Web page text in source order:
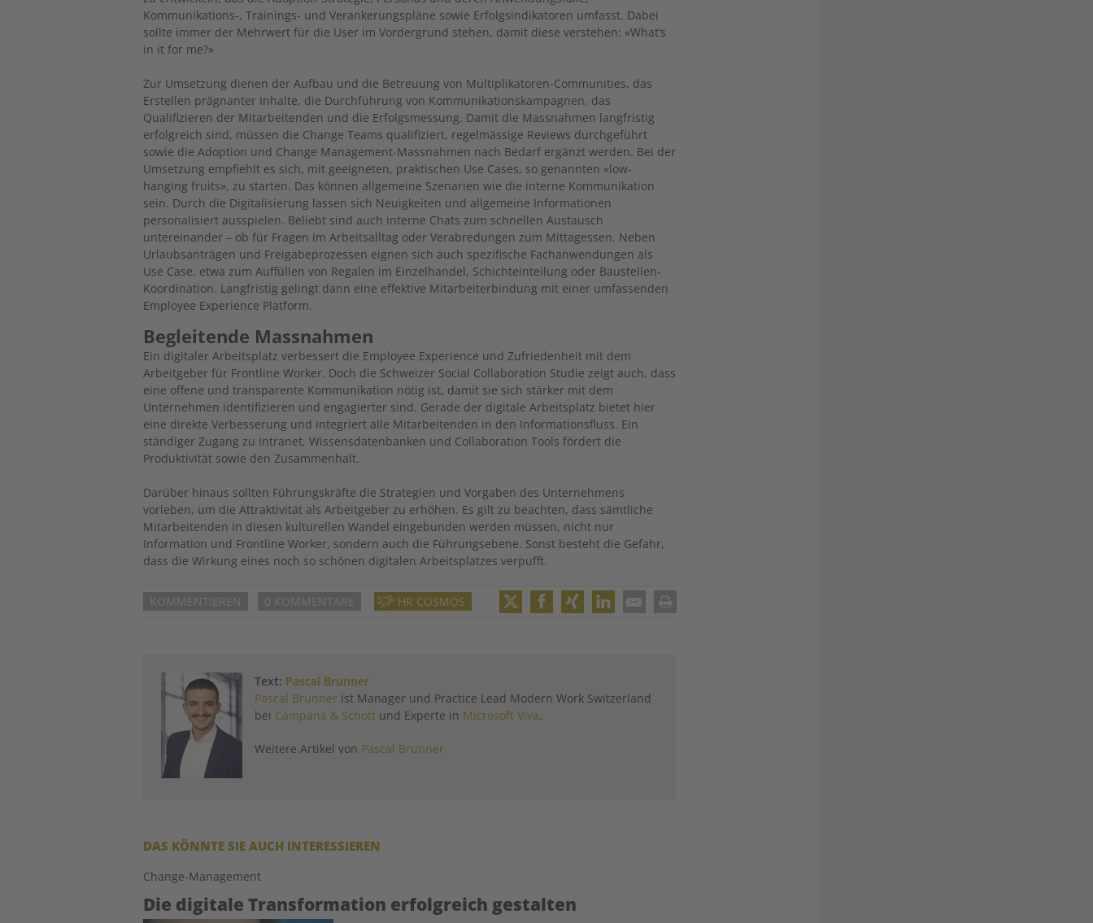
Kommunikations-, Trainings- und Verankerungspläne sowie Erfolgsindikatoren umfasst. Dabei
sollte immer der Mehrwert für die User im Vordergrund stehen, damit diese verstehen: «What’s
in it for me?»
Zur Umsetzung dienen der Aufbau und die Betreuung von Multiplikatoren-Communities, das
Erstellen prägnanter Inhalte, die Durchführung von Kommunikationskampagnen, das
Qualifizieren der Mitarbeitenden und die Erfolgsmessung. Damit die Massnahmen langfristig
erfolgreich sind, müssen die Change Teams qualifiziert, regelmässige Reviews durchgeführt
sowie die Adoption und Change Management-Massnahmen nach Bedarf ergänzt werden. Bei der
Umsetzung empfiehlt es sich, mit geeigneten, praktischen Use Cases, so genannten «low-
hanging fruits», zu starten. Das können allgemeine Szenarien wie die interne Kommunikation
sein. Durch die Digitalisierung lassen sich Neuigkeiten und allgemeine Informationen
personalisiert ausspielen. Beliebt sind auch interne Chats zum schnellen Austausch
untereinander – ob für Fragen im Arbeitsalltag oder Verabredungen zum Mittagessen. Neben
Urlaubsanträgen und Freigabeprozessen eignen sich auch spezifische Fachanwendungen als
Use Case, etwa zum Auffüllen von Regalen im Einzelhandel, Schichteinteilung oder Baustellen-
Koordination. Langfristig gelingt dann eine effektive Mitarbeiterbindung mit einer umfassenden
Employee Experience Platform.
Begleitende Massnahmen
Ein digitaler Arbeitsplatz verbessert die Employee Experience und Zufriedenheit mit dem
Arbeitgeber für Frontline Worker. Doch die Schweizer Social Collaboration Studie zeigt auch, dass
eine offene und transparente Kommunikation nötig ist, damit sie sich stärker mit dem
Unternehmen identifizieren und engagierter sind. Gerade der digitale Arbeitsplatz bietet hier
eine direkte Verbesserung und integriert alle Mitarbeitenden in den Informationsfluss. Ein
ständiger Zugang zu Intranet, Wissensdatenbanken und Collaboration Tools fördert die
Produktivität sowie den Zusammenhalt.
Darüber hinaus sollten Führungskräfte die Strategien und Vorgaben des Unternehmens
vorleben, um die Attraktivität als Arbeitgeber zu erhöhen. Es gilt zu beachten, dass sämtliche
Mitarbeitenden in diesen kulturellen Wandel eingebunden werden müssen, nicht nur
Information und Frontline Worker, sondern auch die Führungsebene. Sonst besteht die Gefahr,
dass die Wirkung eines noch so schönen digitalen Arbeitsplatzes verpufft.
KOMMENTIEREN 0 KOMMENTARE HR COSMOS
Text: Pascal Brunner
Pascal Brunner ist Manager und Practice Lead Modern Work Switzerland
bei Campana & Schott und Experte in Microsoft Viva.
Weitere Artikel von Pascal Brunner
DAS KÖNNTE SIE AUCH INTERESSIEREN
Change-Management
Die digitale Transformation erfolgreich gestalten